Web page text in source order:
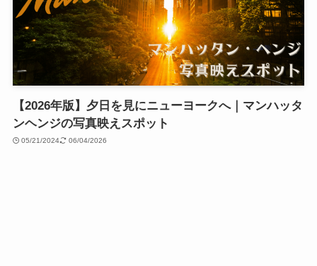
【2026年版】夕日を見にニューヨークへ｜マンハッタ
ンヘンジの写真映えスポット
05/21/2024 06/04/2026